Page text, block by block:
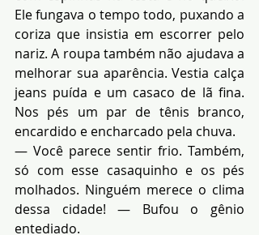
Ele fungava o tempo todo, puxando a
coriza que insistia em escorrer pelo
nariz. A roupa também não ajudava a
melhorar sua aparência. Vestia calça
jeans puída e um casaco de lã fina.
Nos pés um par de tênis branco,
encardido e encharcado pela chuva.
— Você parece sentir frio. Também,
só com esse casaquinho e os pés
molhados. Ninguém merece o clima
dessa cidade! — Bufou o gênio
entediado.